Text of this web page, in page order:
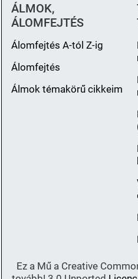
ÁLMOK,
ÁLOMFEJTÉS
Álomfejtés A-tól Z-ig
Álomfejtés
Álmok témakörű cikkeim
Ez a Mű a Creative